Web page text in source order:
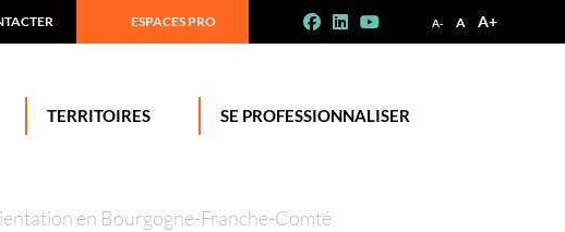
A- A A+
ESPACES PRO
TERRITOIRES SE PROFESSIONNALISER
en Bourgogne-Franche-Comté